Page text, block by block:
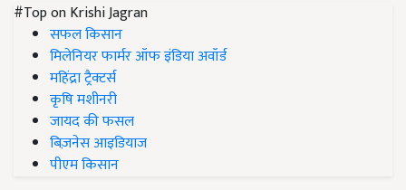
#Top on Krishi Jagran
सफल किसान
मिलेनियर फार्मर ऑफ इंडिया अवॉर्ड
महिंद्रा ट्रैक्टर्स
कृषि मशीनरी
जायद की फसल
बिज़नेस आइडियाज
पीएम किसान